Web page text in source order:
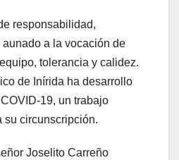
responsabilidad,
a la vocación de
tolerancia y calidez.
de Inírida ha desarrollo
19, un trabajo
su circunscripción.
Joselito Carreño